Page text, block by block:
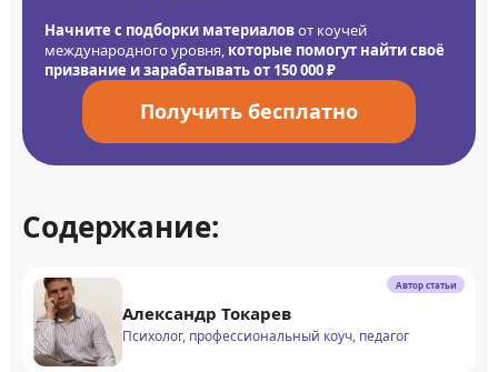
Начните с подборки материаловот коучей
международного уровня, которые помогут найти своё
призвание и зарабатывать от 150 000 ₽
Получить бесплатно
Содержание:
Автор статьи
Александр Токарев
Психолог, профессиональный коуч, педагог